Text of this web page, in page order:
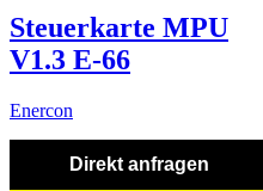
Steuerkarte MPU
V1.3 E-66
Enercon
Direkt anfragen